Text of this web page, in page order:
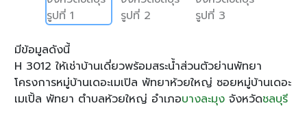
มีข้อมูลดังนี้
H 3012 ให้เช่าบ้านเดี่ยวพร้อมสระน้ำส่วนตัวย่านพัทยา
โครงการหมู่บ้านเดอะเมเปิล พัทยาห้วยใหญ่ ซอยหมู่บ้านเดอะ
เมเปิ้ล พัทยา ตำบลห้วยใหญ่ อำเภอบางละมุงจังหวัดชลบุรี